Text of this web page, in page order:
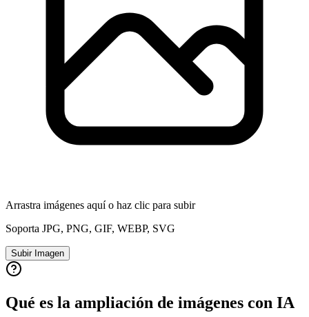
Arrastra imágenes aquí o haz clic para subir
Soporta JPG, PNG, GIF, WEBP, SVG
Subir Imagen
Qué es la ampliación de imágenes con IA